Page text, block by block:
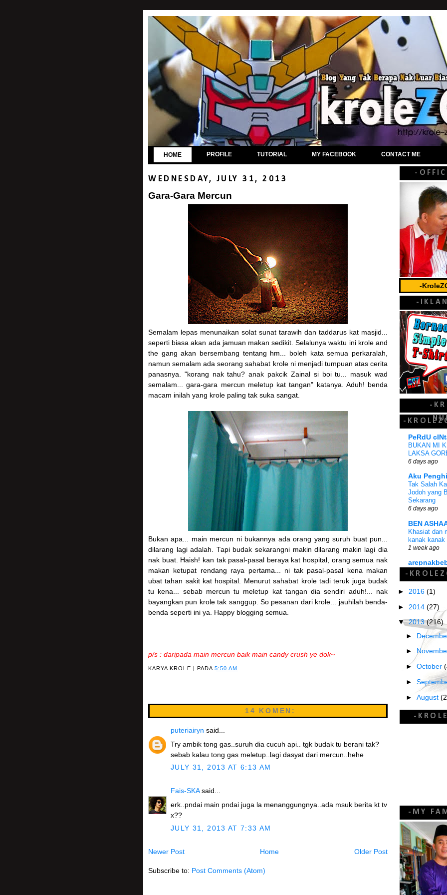
HOME PROFILE TUTORIAL MY FACEBOOK CONTACT ME
WEDNESDAY, JULY 31, 2013
Gara-Gara Mercun
Semalam lepas menunaikan solat sunat tarawih dan taddarus kat masjid...
seperti biasa akan ada jamuan makan sedikit. Selalunya waktu ini krole and
the gang akan bersembang tentang hm... boleh kata semua perkaralah,
namun semalam ada seorang sahabat krole ni menjadi tumpuan atas cerita
panasnya. "korang nak tahu? anak pakcik Zainal si boi tu... masuk wad
semalam... gara-gara mercun meletup kat tangan" katanya. Aduh! benda
macam inilah yang krole paling tak suka sangat.
Bukan apa... main mercun ni bukannya ada orang yang suruh buat pun...
dilarang lagi adalah. Tapi budak sekarangni makin dilarang makin lagi dia
nak buat. Haish! kan tak pasal-pasal beraya kat hospital, orang semua nak
makan ketupat rendang raya pertama... ni tak pasal-pasal kena makan
ubat tahan sakit kat hospital. Menurut sahabat krole tadi teruk juga budak
tu kena... sebab mercun tu meletup kat tangan dia sendiri aduh!... nak
bayangkan pun krole tak sanggup. So pesanan dari krole... jauhilah benda-
benda seperti ini ya. Happy blogging semua.
p/s : daripada main mercun baik main candy crush ye dok~
KARYA KROLE | PADA5:50 AM
14 KOMEN:
puteriairyn said...
Try ambik tong gas..suruh dia cucuh api.. tgk budak tu berani tak?
sebab kalau tong gas meletup..lagi dasyat dari mercun..hehe
JULY 31, 2013 AT 6:13 AM
Fais-SKAsaid...
erk..pndai main pndai juga la menanggungnya..ada msuk berita kt tv
x??
JULY 31, 2013 AT 7:33 AM
Annamariana1989
Newer Post Older Post
Home
Subscribe to: Post Comments (Atom)
-
-
-
-
-
PeRdU
BUKAN MI
LAKSA
6 days ago
Aku
Tak Salah
Jodoh yang
Sekarang
6 days ago
BEN
Khasiat dan
kanak kanak
1 week ago
Senarai
Tanda-
Telah Berlaku
4 months ago
Budak
Air Minuman
Malaysia
5 months ago
Selamat
7 months ago
Encik Titan
Harga talak
3 years ago
-
► 2016 (1)
► 2014 (27)
▼2013(216)
►
►
►October
►
►August
July(39)
Biskut
Semua
Maksud
Duit
Dah Mula
-
-MY